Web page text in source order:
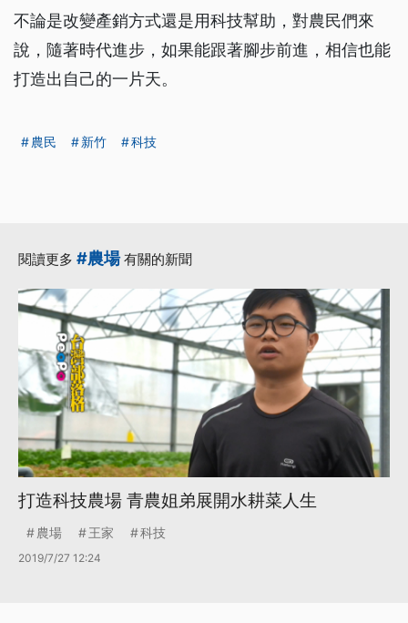
不論是改變產銷方式還是用科技幫助，對農民們來
說，隨著時代進步，如果能跟著腳步前進，相信也能
打造出自己的一片天。
農民 新竹 科技
閱讀更多 #農場有關的新聞
打造科技農場 青農姐弟展開水耕菜人生
農場 王家 科技
2019/7/27 12:24